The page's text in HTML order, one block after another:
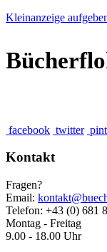
Kleinanzeige
facebook twitter
Kontakt
Fragen?
Email:
Telefon: +43 (0) 681
Montag - Freitag
9.00 - 18.00 Uhr